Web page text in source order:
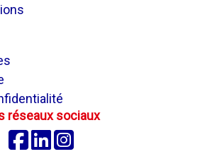
réseaux sociaux
Facebook
Linkedin